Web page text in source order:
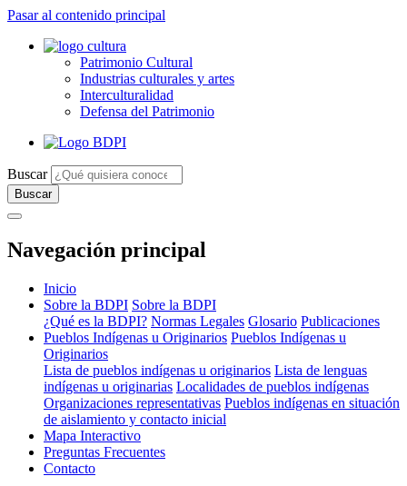
Pasar al contenido principal
Patrimonio Cultural
Industrias culturales y artes
Interculturalidad
Defensa del Patrimonio
Buscar
Navegación principal
Inicio
Sobre la BDPI Sobre la BDPI
¿Qué es la BDPI? Normas Legales Glosario Publicaciones
Pueblos Indígenas u Originarios Pueblos Indígenas u
Originarios
Lista de pueblos indígenas u originarios Lista de lenguas
indígenas u originarias Localidades de pueblos indígenas
Organizaciones representativas Pueblos indígenas en situación
de aislamiento y contacto inicial
Mapa Interactivo
Preguntas Frecuentes
Contacto